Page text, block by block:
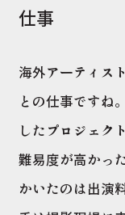
仕事
海外アーティス
との仕事ですね
したプロジェク
難易度が高かっ
かいたのは出演